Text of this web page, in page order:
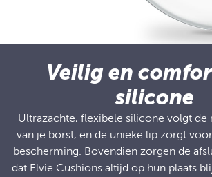
Veilig en
silicone
Ultrazachte, flexibele silicone volgt de
van je borst, en de unieke lip zorgt
bescherming. Bovendien zorgen de
dat Elvie Cushions altijd op hun plaats